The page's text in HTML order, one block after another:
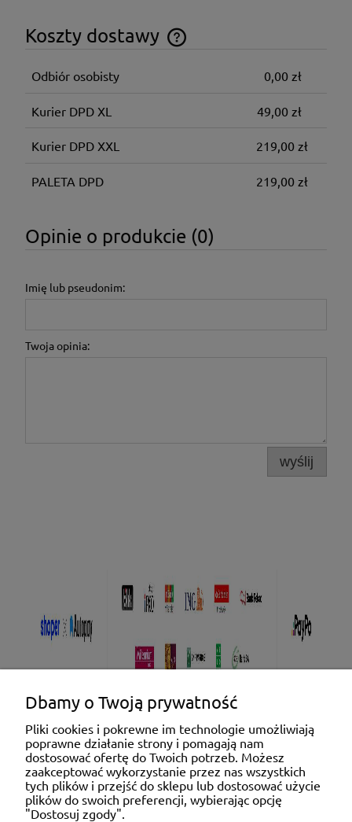
Koszty dostawy
Cena nie zawiera ewentualnych kosztów płatności
Odbiór osobisty 0,00 zł
Kurier DPD XL 49,00 zł
Kurier DPD XXL 219,00 zł
PALETA DPD 219,00 zł
Opinie o produkcie (0)
Imię lub pseudonim:
Twoja opinia:
wyślij
Pomoc
Moje konto
Dbamy o Twoją prywatność
Pliki cookies i pokrewne im technologie umożliwiają
poprawne działanie strony i pomagają nam
dostosować ofertę do Twoich potrzeb. Możesz
zaakceptować wykorzystanie przez nas wszystkich
tych plików i przejść do sklepu lub dostosować użycie
plików do swoich preferencji, wybierając opcję
"Dostosuj zgody".